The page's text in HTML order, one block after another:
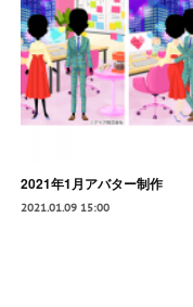
2021年1月アバター制作
2021.01.09 15:00